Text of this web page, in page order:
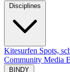
Kitesurfen Spots,
Community Media